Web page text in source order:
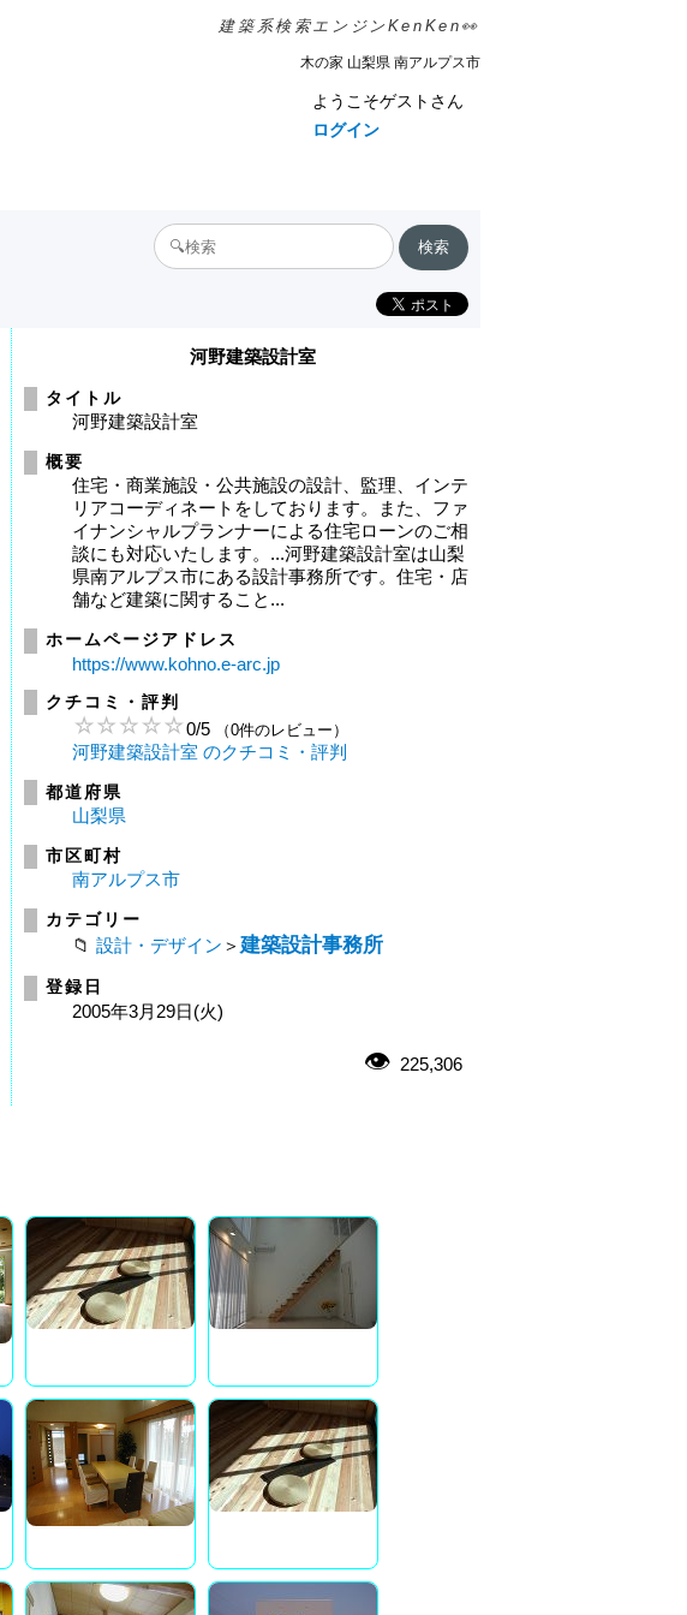
建築系検索エンジンKenKen👀
木の家 山梨県 南アルプス市
ようこそゲストさん
ログイン
河野建築設計室
タイトル
河野建築設計室
概要
住宅・商業施設・公共施設の設計、監理、インテ
リアコーディネートをしております。また、ファ
イナンシャルプランナーによる住宅ローンのご相
談にも対応いたします。...河野建築設計室は山梨
県南アルプス市にある設計事務所です。住宅・店
舗など建築に関すること...
ホームページアドレス
https://www.kohno.e-arc.jp
クチコミ・評判
0/5 （0件のレビュー）
河野建築設計室 のクチコミ・評判
都道府県
山梨県
市区町村
南アルプス市
カテゴリー
設計・デザイン ＞ 建築設計事務所
登録日
2005年3月29日(火)
225,306